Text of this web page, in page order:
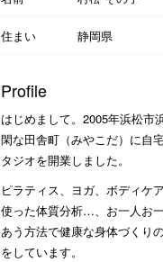
住まい 静岡県
Profile
はじめまして。2005年浜松市
閑な田舎町（みやこだ）に自
タジオを開業しました。
ピラティス、ヨガ、ボディケ
使った体質分析…、お一人お
あう方法で健康な身体づくり
をしています。